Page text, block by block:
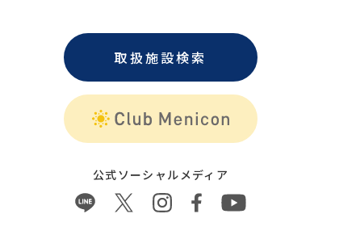
取扱施設検索
公式ソーシャルメディア